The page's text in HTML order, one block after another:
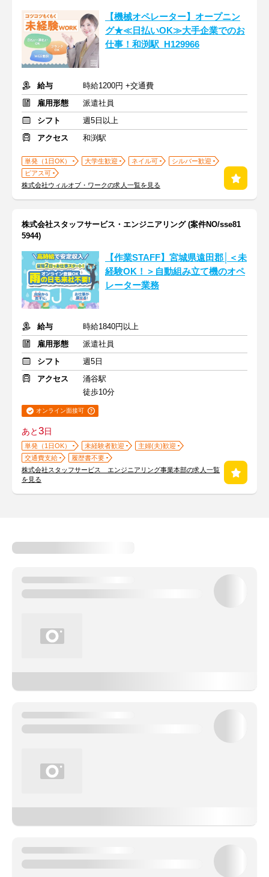
【機械オペレーター】オープニン
グ★≪日払いOK≫大手企業でのお
仕事！和渕駅_H129966
給与
時給1200円 +交通費
雇用形態
派遣社員
シフト
週5日以上
アクセス
和渕駅
単発（1日OK） 大学生歓迎 ネイル可
シルバー歓迎
ピアス可
株式会社ウィルオブ・ワークの求人一覧を見る
株式会社スタッフサービス・エンジニアリング (案件NO/sse81
5944)
【作業STAFF】宮城県遠田郡│＜未
経験OK！＞自動組み立て機のオペ
レーター業務
給与
時給1840円以上
雇用形態
派遣社員
シフト
週5日
アクセス
涌谷駅
徒歩10分
オンライン面接可
あと3日
単発（1日OK） 未経験者歓迎
主婦(夫)歓迎
交通費支給
履歴書不要
株式会社スタッフサービス エンジニアリング事業本部の求人一覧
を見る